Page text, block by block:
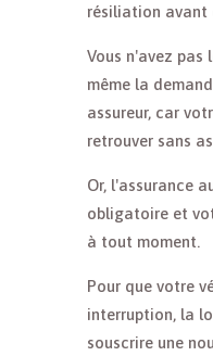
résiliation avant
Vous n'avez pas
même la
assureur, car
retrouver sans
Or, l'assurance
obligatoire et
à tout moment.
Pour que votre
interruption, la
souscrire une